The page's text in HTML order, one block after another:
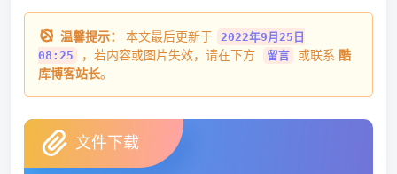
温馨提示： 本文最后更新于 2022年9月25日
08:25
，若内容或图片失效，请在下方 留言 或联系 酷
库博客站长。
文件下载